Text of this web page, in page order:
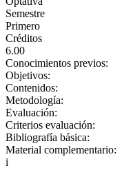
Semestre
Primero
Créditos
6.00
Conocimientos previos:
Objetivos:
Contenidos:
Metodología:
Evaluación:
Criterios evaluación:
Bibliografía básica:
Material complementario:
i